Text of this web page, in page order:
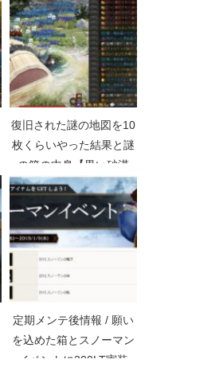
復旧された謎の地図を10
枚くらいやった結果と謎
の箱の中身【黒い砂漠
Part3816】
定期メンテ後情報 / 願い
を込めた箱とスノーマン
イベントに300LT実装